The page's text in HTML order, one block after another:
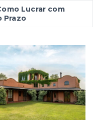
Lucrar com
Prazo